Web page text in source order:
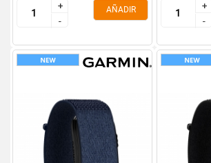
+
-
+
-
AÑADIR
+
-
+
-